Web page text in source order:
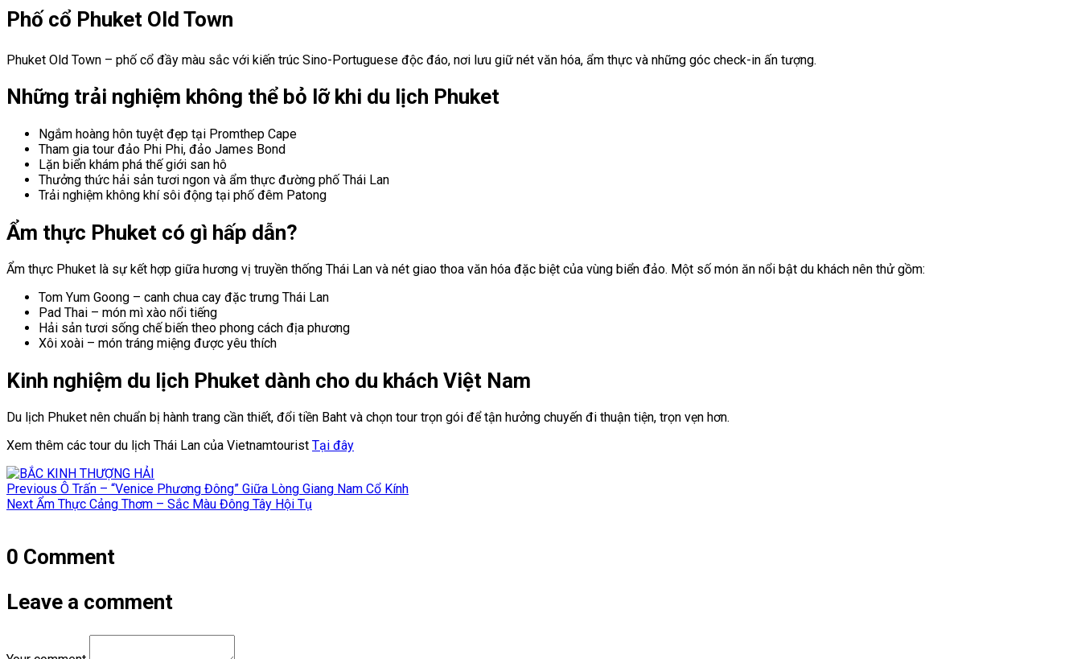
Phố cổ Phuket Old Town
Phuket Old Town – phố cổ đầy màu sắc với kiến trúc Sino-Portuguese độc đáo, nơi lưu giữ nét văn hóa, ẩm thực và những góc check-in ấn tượng.
Những trải nghiệm không thể bỏ lỡ khi du lịch Phuket
Ngắm hoàng hôn tuyệt đẹp tại Promthep Cape
Tham gia tour đảo Phi Phi, đảo James Bond
Lặn biển khám phá thế giới san hô
Thưởng thức hải sản tươi ngon và ẩm thực đường phố Thái Lan
Trải nghiệm không khí sôi động tại phố đêm Patong
Ẩm thực Phuket có gì hấp dẫn?
Ẩm thực Phuket là sự kết hợp giữa hương vị truyền thống Thái Lan và nét giao thoa văn hóa đặc biệt của vùng biển đảo. Một số món ăn nổi bật du khách nên thử gồm:
Tom Yum Goong – canh chua cay đặc trưng Thái Lan
Pad Thai – món mì xào nổi tiếng
Hải sản tươi sống chế biến theo phong cách địa phương
Xôi xoài – món tráng miệng được yêu thích
Kinh nghiệm du lịch Phuket dành cho du khách Việt Nam
Du lịch Phuket nên chuẩn bị hành trang cần thiết, đổi tiền Baht và chọn tour trọn gói để tận hưởng chuyến đi thuận tiện, trọn vẹn hơn.
Xem thêm các tour du lịch Thái Lan của Vietnamtourist Tại đây
Điều
hướng
viết
Previous Previous
post:
Ô Trấn – “Venice Phương Đông” Giữa Lòng Giang Nam Cổ Kính
Next Next
Ẩm Thực Cảng Thơm – Sắc Màu Đông Tây Hội Tụ
0 Comment
Leave a comment